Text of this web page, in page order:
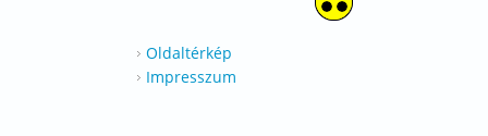
Oldaltérkép
Impresszum